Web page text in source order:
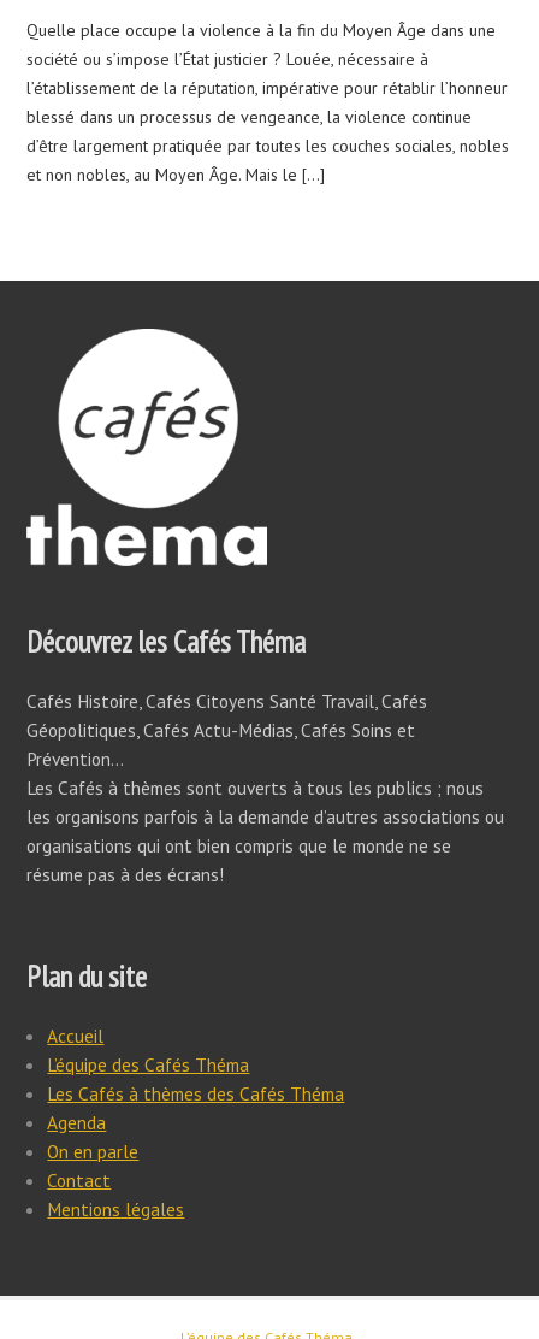
Quelle place occupe la violence à la fin du Moyen Âge dans une
société ou s’impose l’État justicier ? Louée, nécessaire à
l’établissement de la réputation, impérative pour rétablir l’honneur
blessé dans un processus de vengeance, la violence continue
d’être largement pratiquée par toutes les couches sociales, nobles
et non nobles, au Moyen Âge. Mais le […]
Découvrez les Cafés Théma
Cafés Histoire, Cafés Citoyens Santé Travail, Cafés
Géopolitiques, Cafés Actu-Médias, Cafés Soins et
Prévention…
Les Cafés à thèmes sont ouverts à tous les publics ; nous
les organisons parfois à la demande d’autres associations ou
organisations qui ont bien compris que le monde ne se
résume pas à des écrans!
Plan du site
Accueil
L’équipe des Cafés Théma
Les Cafés à thèmes des Cafés Théma
Agenda
On en parle
Contact
Mentions légales